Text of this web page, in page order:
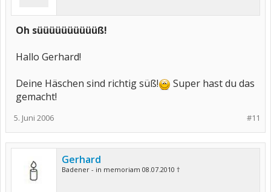
Oh süüüüüüüüüüß!
Hallo Gerhard!
Deine Häschen sind richtig süß!
Super hast du das
gemacht!
#11
5. Juni 2006
Gerhard
Badener - in memoriam 08.07.2010 †